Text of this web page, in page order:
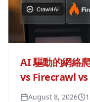
AI 驅動的網絡
vs Firecrawl
對比August 8, 2026